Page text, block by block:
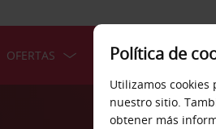
OFERTAS COCHES
Política de
Utilizamos
nuestro sitio.
obtener más